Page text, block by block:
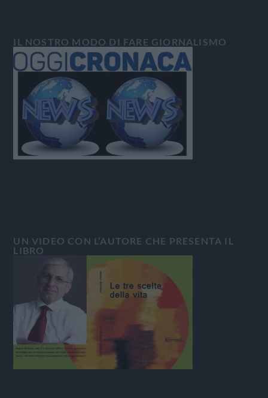
IL NOSTRO MODO DI FARE GIORNALISMO
UN VIDEO CON L’AUTORE CHE PRESENTA IL
LIBRO